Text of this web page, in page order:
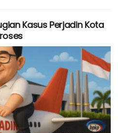
Kasus Perjadin Kota